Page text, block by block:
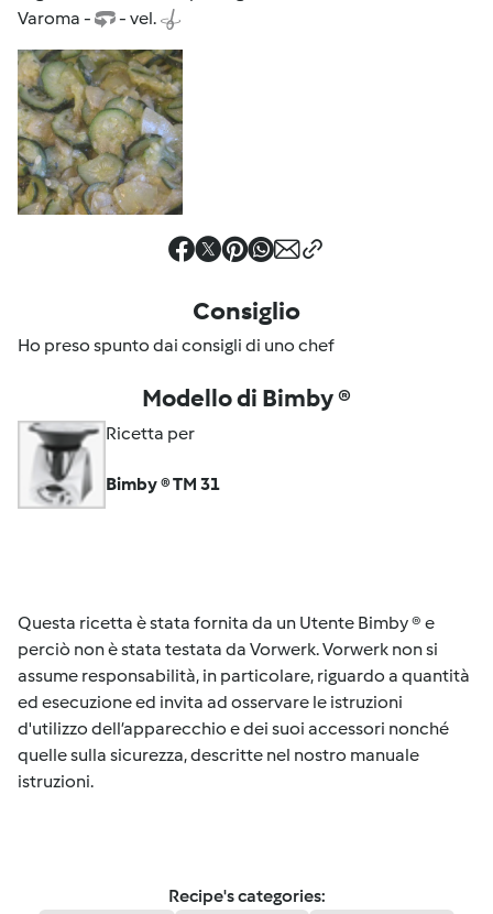
Varoma -
- vel.
Consiglio
Ho preso spunto dai consigli di uno chef
Modello di Bimby ®
Ricetta per
Bimby ® TM 31
Questa ricetta è stata fornita da un Utente Bimby ® e
perciò non è stata testata da Vorwerk. Vorwerk non si
assume responsabilità, in particolare, riguardo a quantità
ed esecuzione ed invita ad osservare le istruzioni
d'utilizzo dell’apparecchio e dei suoi accessori nonché
quelle sulla sicurezza, descritte nel nostro manuale
istruzioni.
Recipe's categories: